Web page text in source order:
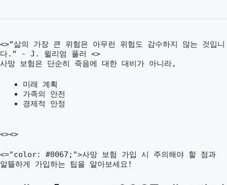
<>“삶의 가장 큰 위험은 아무런 위험도 감수하지 않는 것입니
다.” - J. 윌리엄 풀러 <>
사망 보험은 단순히 죽음에 대한 대비가 아니라,
미래 계획
가족의 안전
경제적 안정
<><>
<="color: #0067;">사망 보험 가입 시 주의해야 할 점과
알뜰하게 가입하는 팁을 알아보세요!